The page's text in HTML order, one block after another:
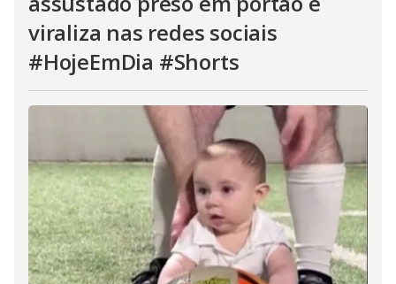
viraliza nas redes sociais
#HojeEmDia #Shorts